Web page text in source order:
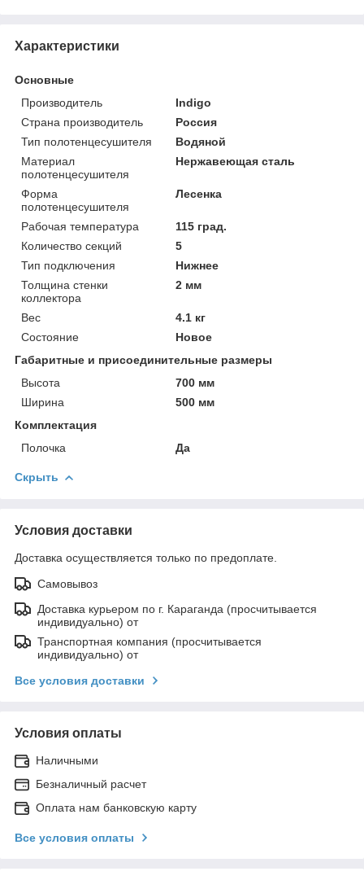
Характеристики
Основные
Производитель
Indigo
Страна производитель
Россия
Тип полотенцесушителя
Водяной
Материал
полотенцесушителя
Нержавеющая сталь
Форма
полотенцесушителя
Лесенка
Рабочая температура
115 град.
Количество секций
5
Тип подключения
Нижнее
Толщина стенки
коллектора
2 мм
Вес
4.1 кг
Состояние
Новое
Габаритные и присоединительные размеры
Высота
700 мм
Ширина
500 мм
Комплектация
Полочка
Да
Скрыть
Условия доставки
Доставка осуществляется только по предоплате.
Самовывоз
Доставка курьером по г. Караганда (просчитывается
индивидуально) от
Транспортная компания (просчитывается
индивидуально) от
Все условия доставки
Условия оплаты
Наличными
Безналичный расчет
Оплата нам банковскую карту
Все условия оплаты